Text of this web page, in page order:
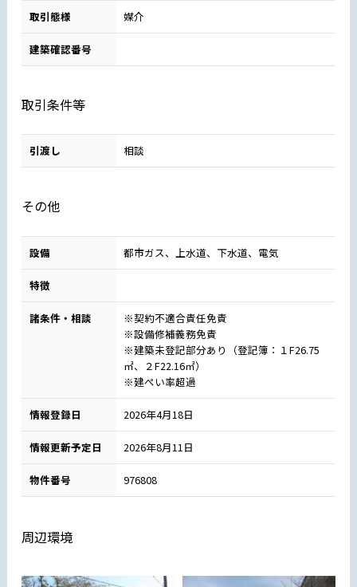
取引態様 媒介
建築確認番号
取引条件等
引渡し 相談
その他
設備 都市ガス、上水道、下水道、電気
特徴
諸条件・相談
※契約不適合責任免責
※設備修補義務免責
※建築未登記部分あり（登記簿：１F26.75
㎡、２F22.16㎡）
※建ぺい率超過
情報登録日 2026年4月18日
情報更新予定日 2026年8月11日
物件番号 976808
周辺環境